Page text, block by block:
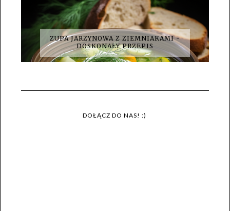
ZUPA JARZYNOWA Z ZIEMNIAKAMI -
DOSKONAŁY PRZEPIS
DOŁĄCZ DO NAS! :)